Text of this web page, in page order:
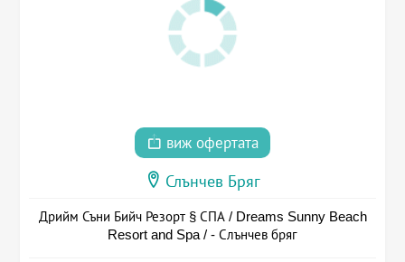
виж офертата
Слънчев Бряг
Дрийм Съни Бийч Резорт § СПА / Dreams Sunny Beach
Resort and Spa / - Слънчев бряг